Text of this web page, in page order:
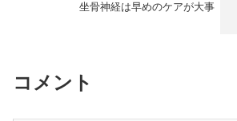
坐骨神経は早めのケアが大事
コメント